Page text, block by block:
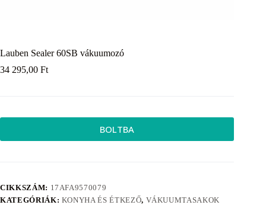
Lauben Sealer 60SB vákuumozó
34 295,00 Ft
BOLTBA
CIKKSZÁM: 17AFA9570079
KATEGÓRIÁK: KONYHA ÉS ÉTKEZŐ, VÁKUUMTASAKOK